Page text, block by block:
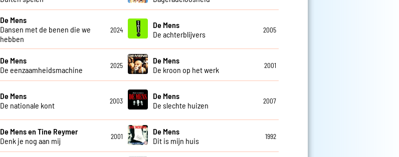
De Mens
Dansen met de benen die we
hebben
2024
De Mens
De achterblijvers
2005
De Mens
De eenzaamheidsmachine
2025
De Mens
De kroon op het werk
2001
De Mens
De nationale kont
2003
De Mens
De slechte huizen
2007
De Mens en Tine Reymer
Denk je nog aan mij
2001
De Mens
Dit is mijn huis
1992